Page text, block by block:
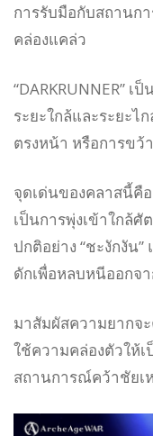
การรับมือกับสถานก
คล่องแคล่ว
“DARKRUNNER”
ระยะใกล้และระยะ
ตรงหน้า หรือการขว้
จุดเด่นของคลาสนี้คื
เป็นการพุ่งเข้าใกล้ศั
ปกติอย่าง “ชะงักงัน
ดักเพื่อหลบหนีออกจ
มาสัมผัสความยากจะ
ใช้ความคล่องตัวให้
สถานการณ์คว้าชัยเ